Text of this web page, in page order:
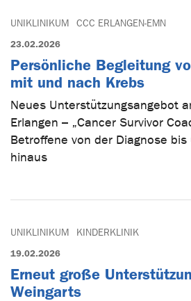
UNIKLINIKUM CCC ERLANGEN-EMN
23.02.2026
Persönliche Begleitung
mit und nach Krebs
Neues Unterstützungsangebot
Erlangen – „Cancer Survivor
Betroffene von der Diagnose
hinaus
UNIKLINIKUM KINDERKLINIK
19.02.2026
Erneut große
Weingarts